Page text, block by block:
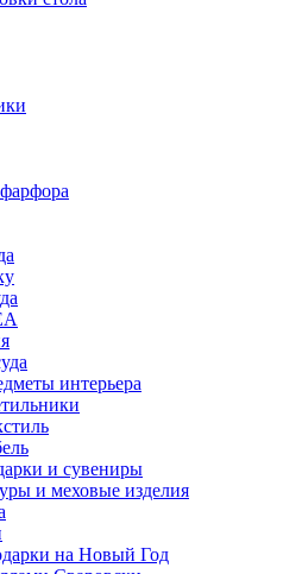
интерьера
и сувениры
и меховые изделия
на Новый Год